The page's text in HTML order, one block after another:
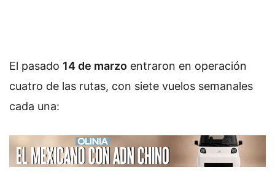
El pasado 14 de marzo entraron en operación
cuatro de las rutas, con siete vuelos semanales
cada una: